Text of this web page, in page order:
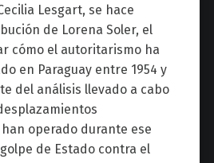
Lesgart, se hace
de Lorena Soler, el
cómo el autoritarismo ha
en Paraguay entre 1954 y
del análisis llevado a cabo
operado durante ese
de Estado contra el